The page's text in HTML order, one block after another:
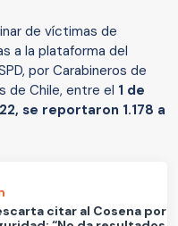
de víctimas de
a la plataforma del
por Carabineros de
de Chile, entre el 1 de
se reportaron 1.178 a
citar al Cosena por